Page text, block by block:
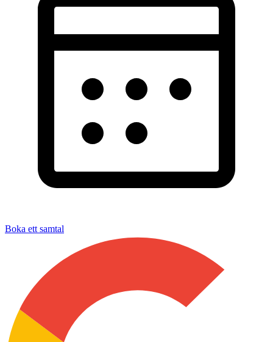
Boka ett samtal